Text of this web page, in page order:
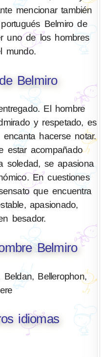
mencionar también
Belmiro de
uno de los hombres
mundo.
Belmiro
El hombre
y respetado, es
hacerse notar.
estar acompañado
soledad, se apasiona
En cuestiones
que encuentra
apasionado,
besador.
Belmiro
Bellerophon,
idiomas